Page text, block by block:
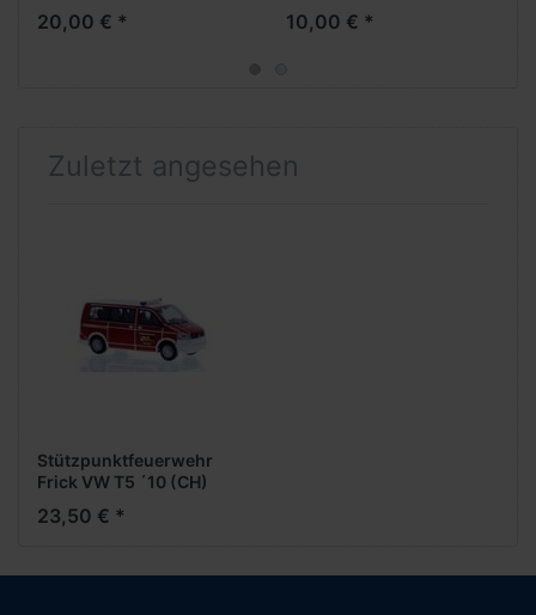
20,00 € * 10,00 € *
Zuletzt angesehen
Stützpunktfeuerwehr
Frick VW T5 ´10 (CH)
23,50 € *